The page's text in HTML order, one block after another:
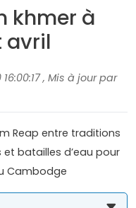
khmer à
avril
, Mis à jour par
Reap entre traditions
batailles d’eau pour
Cambodge